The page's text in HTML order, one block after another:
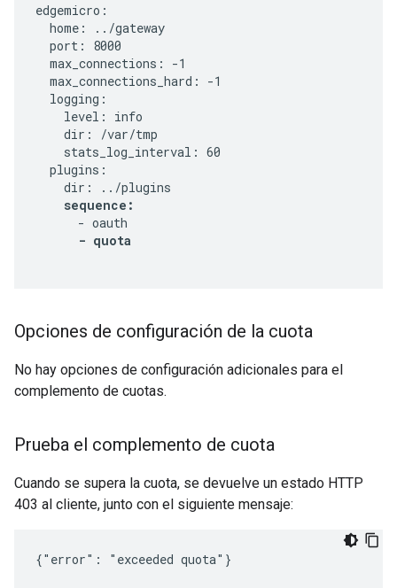
edgemicro:
  home: ../gateway
  port: 8000
  max_connections: -1
  max_connections_hard: -1
  logging:
    level: info
    dir: /var/tmp
    stats_log_interval: 60
  plugins:
    dir: ../plugins
sequence:
      - oauth
- quota
Opciones de configuración de la cuota
No hay opciones de configuración adicionales para el
complemento de cuotas.
Prueba el complemento de cuota
Cuando se supera la cuota, se devuelve un estado HTTP
403 al cliente, junto con el siguiente mensaje:
{"error": "exceeded quota"}